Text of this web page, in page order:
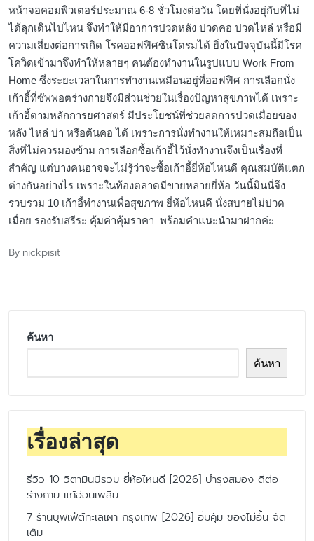
หน้าจอคอมพิวเตอร์ประมาณ 6-8 ชั่วโมงต่อวัน โดยที่นั่งอยุ่กับที่ไม่
ได้ลุกเดินไปไหน จึงทำให้มีอาการปวดหลัง ปวดคอ ปวดไหล่ หรือมี
ความเสี่ยงต่อการเกิด โรคออฟฟิศซินโดรมได้ ยิ่งในปัจจุบันนี้มีโรค
โควิดเข้ามาจึงทำให้หลายๆ คนต้องทำงานในรูปแบบ Work From
Home ซึ่งระยะเวลาในการทำงานเหมือนอยู่ที่ออฟฟิศ การเลือกนั่ง
เก้าอี้ที่ซัพพอตร่างกายจึงมีส่วนช่วยในเรื่องปัญหาสุขภาพได้ เพราะ
เก้าอี้ตามหลักการยศาสตร์ มีประโยชน์ที่ช่วยลดการปวดเมื่อยของ
หลัง ไหล่ บ่า หรือต้นคอ ได้ เพราะการนั่งทำงานให้เหมาะสมถือเป็น
สิ่งที่ไม่ควรมองข้าม การเลือกซื้อเก้าอี้ไว้นั่งทำงานจึงเป็นเรื่องที่
สำคัญ แต่บางคนอาจจะไม่รู้ว่าจะซื้อเก้าอี้ยี่ห้อไหนดี คุณสมบัติแตก
ต่างกันอย่างไร เพราะในท้องตลาดมีขายหลายยี่ห้อ วันนี้มินนี่จึง
รวบรวม 10 เก้าอี้ทำงานเพื่อสุขภาพ ยี่ห้อไหนดี นั่งสบายไม่ปวด
เมื่อย รองรับสรีระ คุ้มค่าคุ้มราคา พร้อมคำแนะนำมาฝากค่ะ
Posted
By nickpisit
ค้นหา
ค้นหา
เรื่องล่าสุด
รีวิว 10 วิตามินบีรวม ยี่ห้อไหนดี [2026] บำรุงสมอง ดีต่อ
ร่างกาย แก้อ่อนเพลีย
7 ร้านบุฟเฟ่ต์ทะเลเผา กรุงเทพ [2026] อิ่มคุ้ม ของไม่อั้น จัด
เต็ม